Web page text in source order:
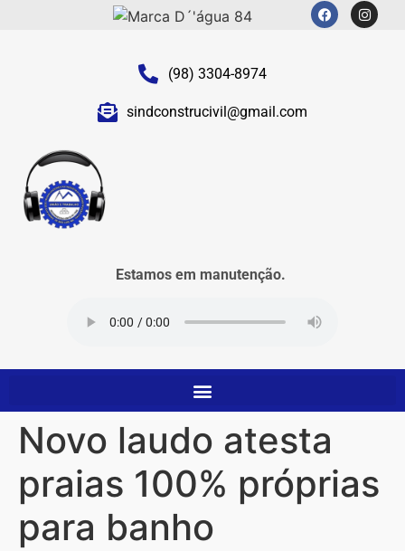
(98) 3304-8974
sindconstrucivil@gmail.com
Estamos em manutenção.
Novo laudo atesta
praias 100% próprias
para banho